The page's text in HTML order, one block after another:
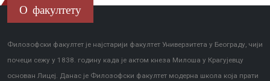
О факултету
Филозофски факултет је најстарији факултет Универзитета у Београду, чији
почеци сежу у 1838. годину када је актом кнеза Милоша у Крагујевцу
основан Лицеј. Данас је Филозофски факултет модерна школа која прати